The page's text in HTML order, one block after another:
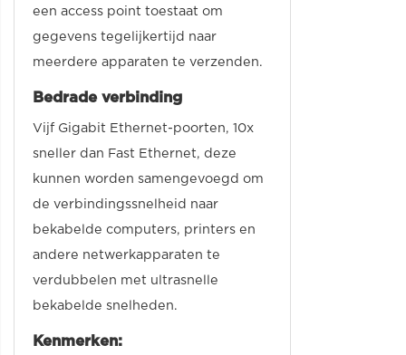
een access point toestaat om
gegevens tegelijkertijd naar
meerdere apparaten te verzenden.
Bedrade verbinding
Vijf Gigabit Ethernet-poorten, 10x
sneller dan Fast Ethernet, deze
kunnen worden samengevoegd om
de verbindingssnelheid naar
bekabelde computers, printers en
andere netwerkapparaten te
verdubbelen met ultrasnelle
bekabelde snelheden.
Kenmerken: